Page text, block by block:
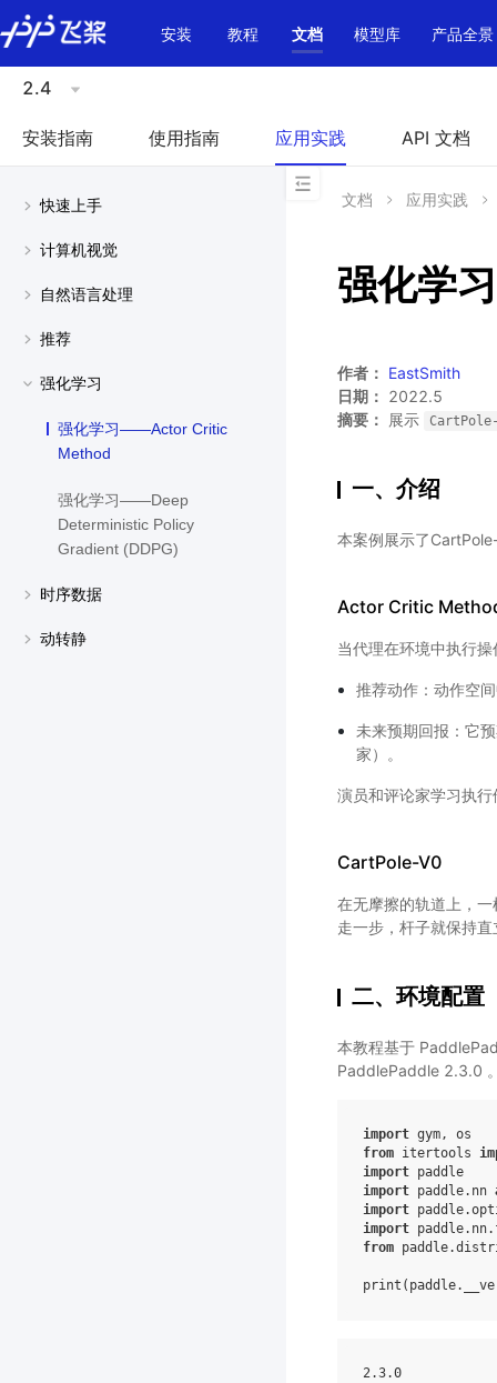
\u200E
安装
教程 文档 模型库 产品全景
2.4
安装指南 使用指南 应用实践 API 文档
快速上手
计算机视觉
自然语言处理
推荐
强化学习
强化学习——Actor Critic
Method
强化学习——Deep
Deterministic Policy
Gradient (DDPG)
时序数据
动转静
文档 应用实践
强化学
作者： EastSmith
日期： 2022.5
摘要：
展示
一、介绍
本案例展示了
Actor Critic
当代理在环境中执行
推荐动作：动作空
未来预期回报：它
家）。
演员和评论家学习执
CartPole-V0
在无摩擦的轨道上，
走一步，杆子就保持
二、环境配置
本教程基于
PaddlePaddle 2.3.0
import gym,
os
from itertools
import paddle
import paddle.nn
import
import
from
print ( paddle.
2.3.0